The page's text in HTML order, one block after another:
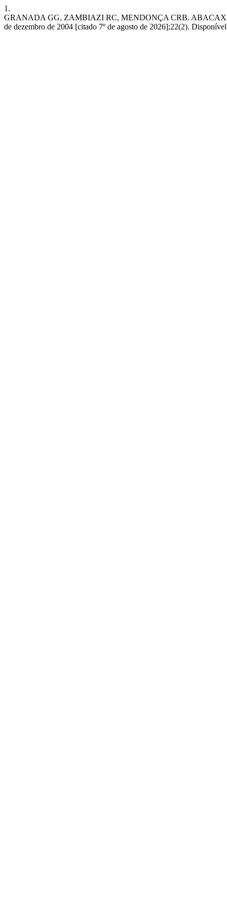
1.
GRANADA GG, ZAMBIAZI RC, MENDONÇA CRB.
de dezembro de 2004 [citado 7º de agosto de 2026];22(2).